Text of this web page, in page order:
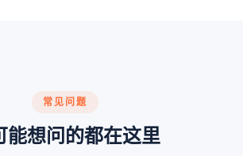
常见问题
能想问的都在这里